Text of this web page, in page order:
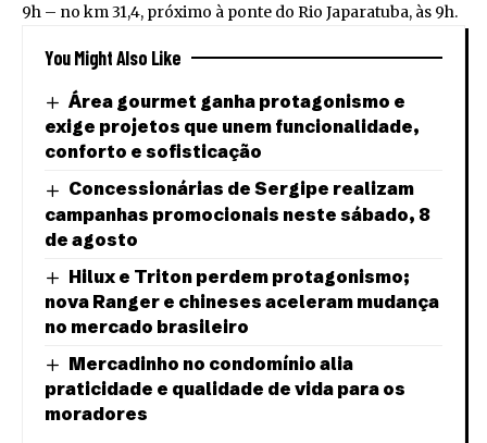
9h – no km 31,4, próximo à ponte do Rio Japaratuba, às 9h.
You Might Also Like
Área gourmet ganha protagonismo e
exige projetos que unem funcionalidade,
conforto e sofisticação
Concessionárias de Sergipe realizam
campanhas promocionais neste sábado, 8
de agosto
Hilux e Triton perdem protagonismo;
nova Ranger e chineses aceleram mudança
no mercado brasileiro
Mercadinho no condomínio alia
praticidade e qualidade de vida para os
moradores